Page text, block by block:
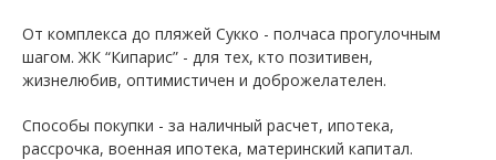
От комплекса до пляжей Сукко - полчаса прогулочным
шагом. ЖК “Кипарис” - для тех, кто позитивен,
жизнелюбив, оптимистичен и доброжелателен.
Способы покупки - за наличный расчет, ипотека,
рассрочка, военная ипотека, материнский капитал.